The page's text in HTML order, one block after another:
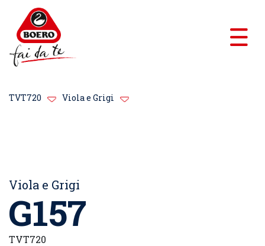
TVT720 Viola e Grigi
Viola e Grigi
G157
TVT720